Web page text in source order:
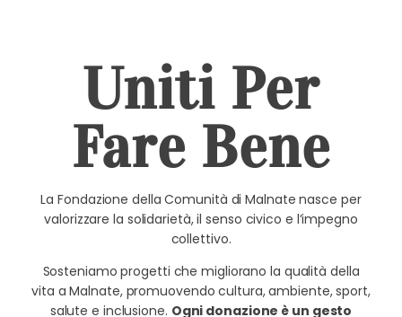
Uniti Per
Fare Bene
La Fondazione della Comunità di Malnate nasce per
valorizzare la solidarietà, il senso civico e l’impegno
collettivo.
Sosteniamo progetti che migliorano la qualità della
vita a Malnate, promuovendo cultura, ambiente, sport,
salute e inclusione. Ogni donazione è un gesto